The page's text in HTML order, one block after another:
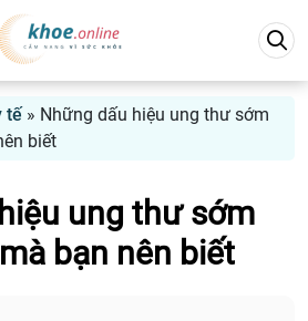
tế» Những dấu hiệu ung thư sớm
biết
ung thư sớm
bạn nên biết